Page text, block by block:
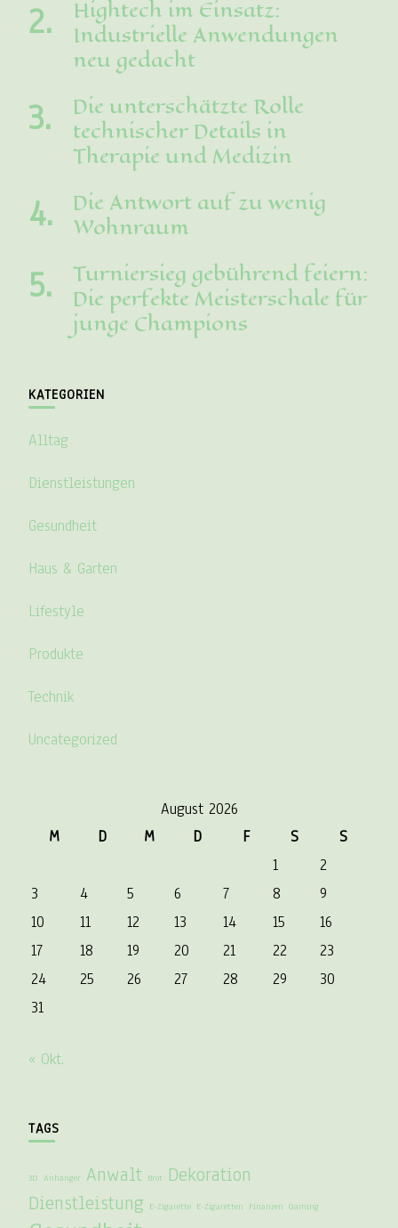
Hightech im Einsatz:
Industrielle Anwendungen
neu gedacht
Die unterschätzte Rolle
technischer Details in
Therapie und Medizin
Die Antwort auf zu wenig
Wohnraum
Turniersieg gebührend feiern:
Die perfekte Meisterschale für
junge Champions
KATEGORIEN
Alltag
Dienstleistungen
Gesundheit
Haus & Garten
Lifestyle
Produkte
Technik
Uncategorized
August 2026
M
D M D F S
S
1
2
3
4 5 6 7 8
9
10
11 12 13 14 15
16
17
18 19 20 21 22
23
24
25 26 27 28 29
30
31
« Okt.
TAGS
3D Anhänger Anwalt Brot
Dekoration
Dienstleistung
E-Zigarette E-Zigaretten Finanzen Gaming